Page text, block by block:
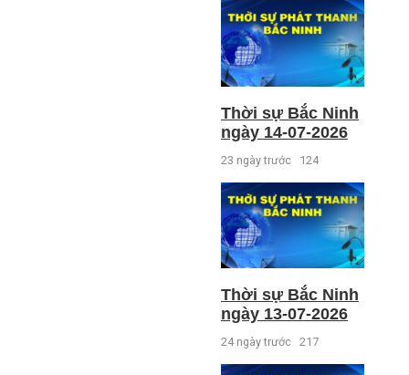
Thời sự Bắc Ninh
ngày 14-07-2026
23 ngày trước 124
Thời sự Bắc Ninh
ngày 13-07-2026
24 ngày trước 217